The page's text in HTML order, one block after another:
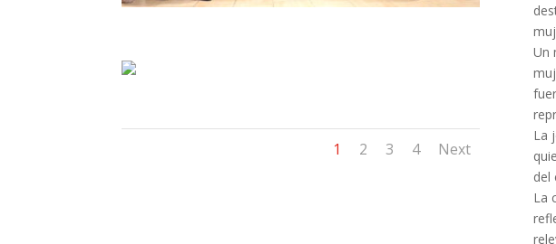
1 2 3 4 Next
Un
La
del
La